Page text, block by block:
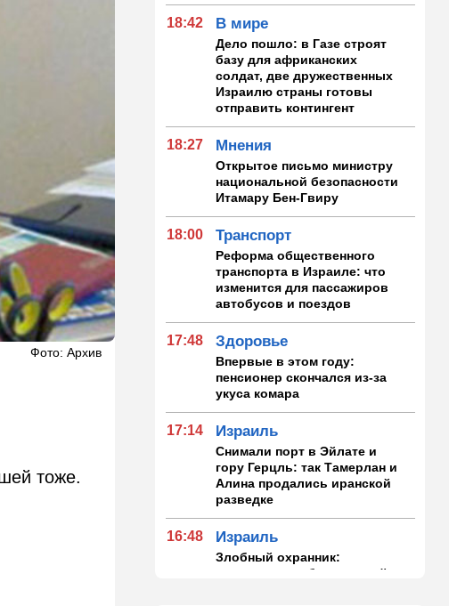
Фото: Архив
тоже.
18:42 В мире
Дело пошло: в Газе строят
базу для африканских
солдат, две дружественных
Израилю страны готовы
отправить контингент
18:27 Мнения
Открытое письмо министру
национальной безопасности
Итамару Бен-Гвиру
18:00 Транспорт
Реформа общественного
транспорта в Израиле: что
изменится для пассажиров
автобусов и поездов
17:48 Здоровье
Впервые в этом году:
пенсионер скончался из-за
укуса комара
17:14 Израиль
Снимали порт в Эйлате и
гору Герцль: так Тамерлан и
Алина продались иранской
разведке
16:48 Израиль
Злобный охранник:
арестован араб, лупивший